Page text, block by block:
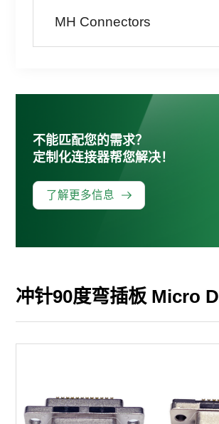
MH Connectors
不能匹配您的需求？
定制化连接器帮您解决！
了解更多信息
冲针90度弯插板 Micro D